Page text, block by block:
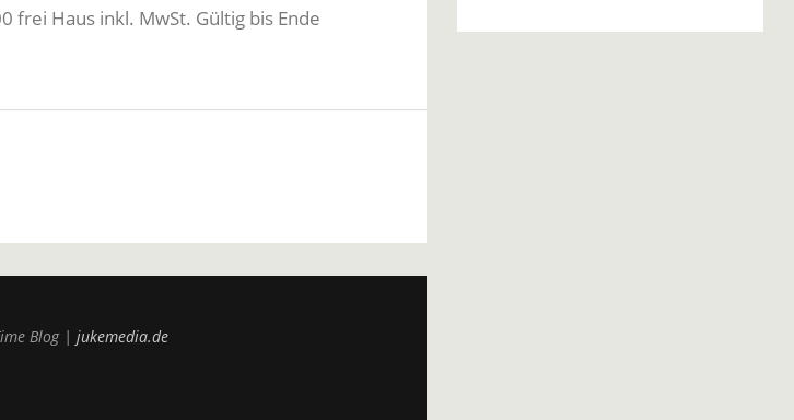
frei Haus inkl. MwSt. Gültig bis Ende
Blog | jukemedia.de